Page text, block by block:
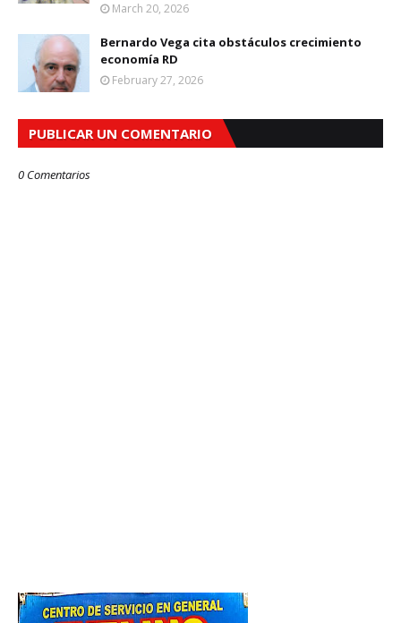
March 20, 2026
Bernardo Vega cita obstáculos crecimiento
economía RD
February 27, 2026
PUBLICAR UN COMENTARIO
0 Comentarios